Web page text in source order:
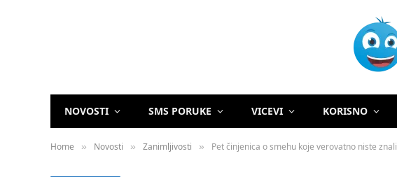
NOVOSTI SMS PORUKE VICEVI KORISNO
Home » Novosti » Zanimljivosti » Pet činjenica o smehu koje verovatno niste znali